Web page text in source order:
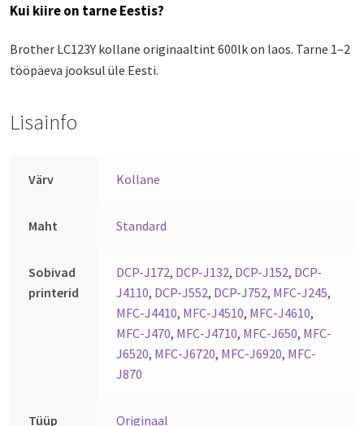
Kui kiire on tarne Eestis?
Brother LC123Y kollane originaaltint 600lk on laos. Tarne 1–2
tööpäeva jooksul üle Eesti.
Lisainfo
Värv Kollane
Maht Standard
Sobivad
printerid
DCP-J172, DCP-J132, DCP-J152, DCP-
J4110, DCP-J552, DCP-J752, MFC-J245,
MFC-J4410, MFC-J4510, MFC-J4610,
MFC-J470, MFC-J4710, MFC-J650, MFC-
J6520, MFC-J6720, MFC-J6920, MFC-
J870
Tüüp Originaal